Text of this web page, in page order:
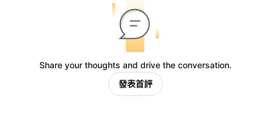
Share your thoughts and drive the conversation.
發表首評